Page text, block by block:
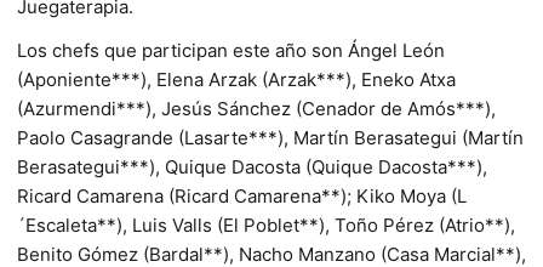
Juegaterapia.
Los chefs que participan este año son Ángel León
(Aponiente***), Elena Arzak (Arzak***), Eneko Atxa
(Azurmendi***), Jesús Sánchez (Cenador de Amós***),
Paolo Casagrande (Lasarte***), Martín Berasategui (Martín
Berasategui***), Quique Dacosta (Quique Dacosta***),
Ricard Camarena (Ricard Camarena**); Kiko Moya (L
´Escaleta**), Luis Valls (El Poblet**), Toño Pérez (Atrio**),
Benito Gómez (Bardal**), Nacho Manzano (Casa Marcial**),